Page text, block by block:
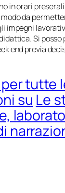
in orari
da
impegni
Si posso
end previa
tutte
su Le